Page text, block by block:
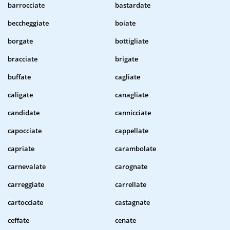
barrocciate
bastardate
beccheggiate
boiate
borgate
bottigliate
bracciate
brigate
buffate
cagliate
caligate
canagliate
candidate
cannicciate
capocciate
cappellate
capriate
carambolate
carnevalate
carognate
carreggiate
carrellate
cartocciate
castagnate
ceffate
cenate